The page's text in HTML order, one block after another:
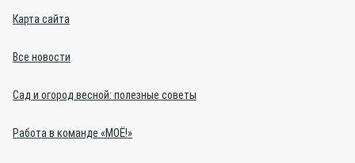
Карта сайта
Все новости
Сад и огород весной: полезные советы
Работа в команде «МОЁ!»